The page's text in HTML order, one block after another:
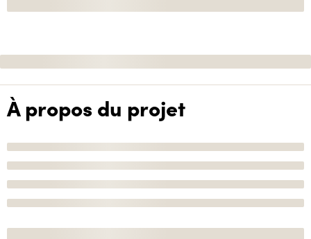
À propos du projet